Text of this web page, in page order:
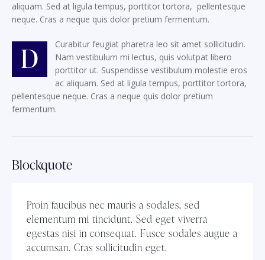
aliquam. Sed at ligula tempus, porttitor tortora, pellentesque
neque. Cras a neque quis dolor pretium fermentum.
D
Curabitur feugiat pharetra leo sit amet sollicitudin.
Nam vestibulum mi lectus, quis volutpat libero
porttitor ut. Suspendisse vestibulum molestie eros
ac aliquam. Sed at ligula tempus, porttitor tortora,
pellentesque neque. Cras a neque quis dolor pretium
fermentum.
Blockquote
Proin faucibus nec mauris a sodales, sed
elementum mi tincidunt. Sed eget viverra
egestas nisi in consequat. Fusce sodales augue a
accumsan. Cras sollicitudin eget.